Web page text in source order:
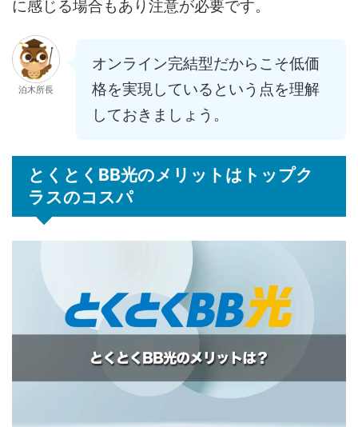
に感じる場合もあり注意が必要です。
泊木所長
オンライン完結型だからこそ低価
格を実現しているという点を理解
しておきましょう。
とくとくBB光のメリットはトップク
ラスのコスパ